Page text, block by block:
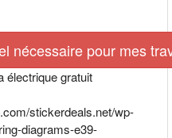
nécessaire pour mes
électrique gratuit
stickerdeals.net/wp-
diagrams-e39-